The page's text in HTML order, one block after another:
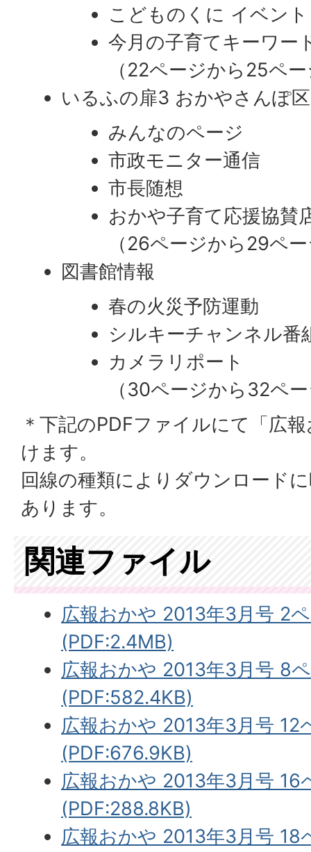
こどものくに イベント
今月の子育てキーワー
（22ページから25ペ
いるふの扉3 おかやさんぽ
みんなのページ
市政モニター通信
市長随想
おかや子育て応援協賛
（26ページから29ペ
図書館情報
春の火災予防運動
シルキーチャンネル番
カメラリポート
（30ページから32ペ
＊下記のPDFファイルにて「広
けます。
回線の種類によりダウンロード
あります。
関連ファイル
広報おかや 2013年3月号 2
(PDF:2.4MB)
広報おかや 2013年3月号 8
(PDF:582.4KB)
広報おかや 2013年3月号 12
(PDF:676.9KB)
広報おかや 2013年3月号 16
(PDF:288.8KB)
広報おかや 2013年3月号 18